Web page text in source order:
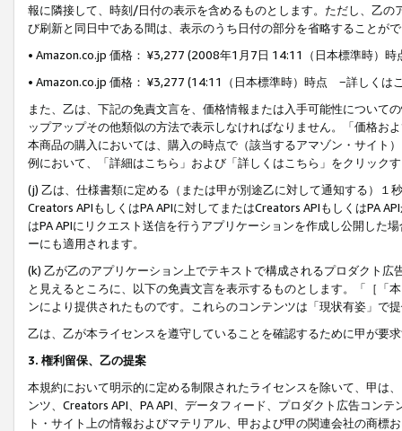
報に隣接して、時刻/日付の表示を含めるものとします。ただし、乙
び刷新と同日中である間は、表示のうち日付の部分を省略することが
• Amazon.co.jp 価格： ¥3,277 (2008年1月7日 14:11（日本標準時）
• Amazon.co.jp 価格： ¥3,277 (14:11（日本標準時）時点 −詳しくは
また、乙は、下記の免責文言を、価格情報または入手可能性について
ップアップその他類似の方法で表示しなければなりません。「価格
本商品の購入においては、購入の時点で（該当するアマゾン・サイト
例において、「詳細はこちら」および「詳しくはこちら」をクリック
(j) 乙は、仕様書類に定める（または甲が別途乙に対して通知する）
Creators APIもしくはPA APIに対してまたはCreators APIもしくはPA
はPA APIにリクエスト送信を行うアプリケーションを作成し公開した
ーにも適用されます。
(k) 乙が乙のアプリケーション上でテキストで構成されるプロダクト
と見えるところに、以下の免責文言を表示するものとします。「［「
ンにより提供されたものです。これらのコンテンツは「現状有姿」で
乙は、乙が本ライセンスを遵守していることを確認するために甲が要
3. 権利留保、乙の提案
本規約において明示的に定める制限されたライセンスを除いて、甲は
ンツ、Creators API、PA API、データフィード、プロダクト広告コン
ト・サイト上の情報およびマテリアル、甲および甲の関連会社の商